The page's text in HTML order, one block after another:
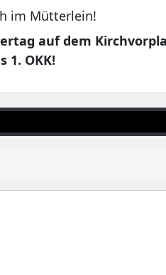
im Mütterlein!
auf dem
1. OKK!